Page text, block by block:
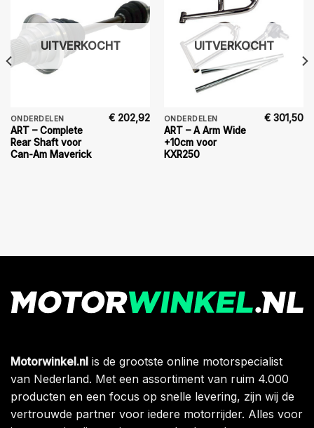
UITVERKOCHT
ONDERDELEN
ART – Complete
Rear Shaft voor
Can-Am Maverick
€ 202,92
UITVERKOCHT
ONDERDELEN
ART – A Arm Wide
+10cm voor
KXR250
€ 301,50
Motorwinkel.nl is de grootste online motorspecialist
van Nederland. Met een assortiment van ruim 4.000
producten en een focus op snelle levering, zijn wij de
vertrouwde partner voor iedere motorrijder. Alles voor